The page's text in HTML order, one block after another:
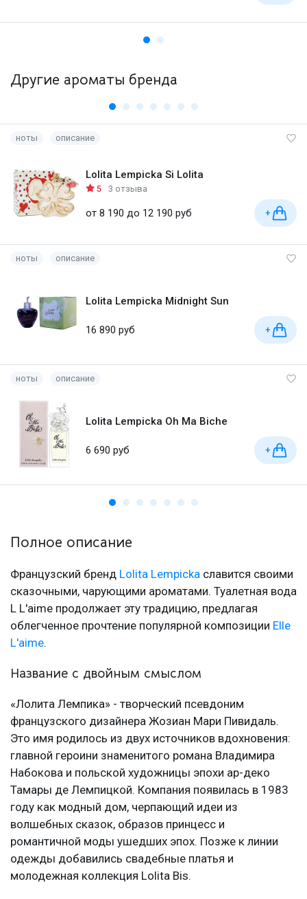
Другие ароматы бренда
ноты описание
Lolita Lempicka Si Lolita
5 3 отзыва
от 8 190 до 12 190 руб +
ноты описание
Lolita Lempicka Midnight Sun
16 890 руб +
ноты описание
Lolita Lempicka Oh Ma Biche
6 690 руб +
Полное описание
Французский бренд Lolita Lempicka славится своими
сказочными, чарующими ароматами. Туалетная вода
L L'aime продолжает эту традицию, предлагая
облегченное прочтение популярной композиции Elle
L'aime.
Название с двойным смыслом
«Лолита Лемпика» - творческий псевдоним
французского дизайнера Жозиан Мари Пивидаль.
Это имя родилось из двух источников вдохновения:
главной героини знаменитого романа Владимира
Набокова и польской художницы эпохи ар-деко
Тамары де Лемпицкой. Компания появилась в 1983
году как модный дом, черпающий идеи из
волшебных сказок, образов принцесс и
романтичной моды ушедших эпох. Позже к линии
одежды добавились свадебные платья и
молодежная коллекция Lolita Bis.